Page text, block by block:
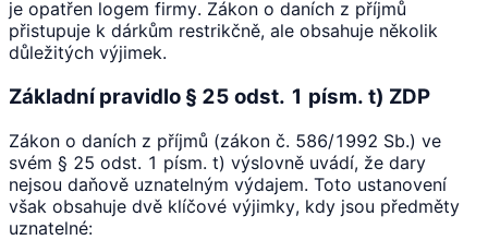
je opatřen logem firmy. Zákon o daních z příjmů
přistupuje k dárkům restrikčně, ale obsahuje několik
důležitých výjimek.
Základní pravidlo § 25 odst. 1 písm. t) ZDP
Zákon o daních z příjmů (zákon č. 586/1992 Sb.) ve
svém § 25 odst. 1 písm. t) výslovně uvádí, že dary
nejsou daňově uznatelným výdajem. Toto ustanovení
však obsahuje dvě klíčové výjimky, kdy jsou předměty
uznatelné: